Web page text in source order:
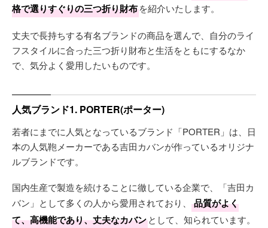
格で選りすぐりの三つ折り財布を紹介いたします。
丈夫で長持ちする有名ブランドの商品を選んで、自分のライ
フスタイルに合った三つ折り財布と生活をともにするなか
で、気分よく愛用したいものです。
人気ブランド1. PORTER(ポーター)
若者にまでに人気となっているブランド「PORTER」は、日
本の人気鞄メーカーである吉田カバンが作っているオリジナ
ルブランドです。
国内生産で製造を続けることに徹している企業で、「吉田カ
バン」として多くの人から愛用されており、
品質がよく
て、高機能であり、丈夫なカバンとして、知られています。